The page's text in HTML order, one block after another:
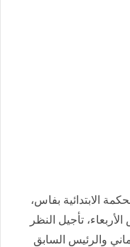
الابتدائية بفاس،
تأجيل النظر
والرئيس السابق